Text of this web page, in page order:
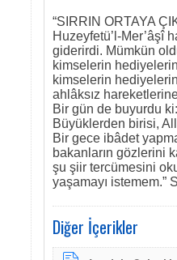
“SIRRIN ORTAYA
Huzeyfetü’l-Mer’âşî
giderirdi. Mümkün
kimselerin
kimselerin
ahlâksız
Bir gün de buyurdu ki:
Büyüklerden birisi,
Bir gece ibâdet
bakanların gözlerini
şu şiir tercümesini
yaşamayı istemem.”
Diğer İçerikler